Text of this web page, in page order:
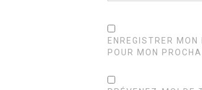
ENREGISTRER
POUR MON